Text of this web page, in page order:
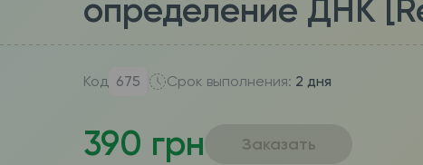
определение ДНК
Код 675 Срок выполнения: 2 дня
390 грн Заказать